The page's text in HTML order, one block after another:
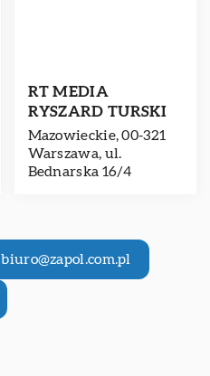
RT MEDIA
RYSZARD TURSKI
Mazowieckie, 00-321
Warszawa, ul.
Bednarska 16/4
biuro@zapol.com.pl